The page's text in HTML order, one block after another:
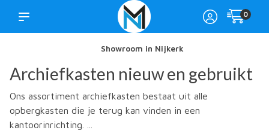
0
Showroom in Nijkerk
Archiefkasten nieuw en gebruikt
Ons assortiment archiefkasten bestaat uit alle
opbergkasten die je terug kan vinden in een
kantoorinrichting. ...